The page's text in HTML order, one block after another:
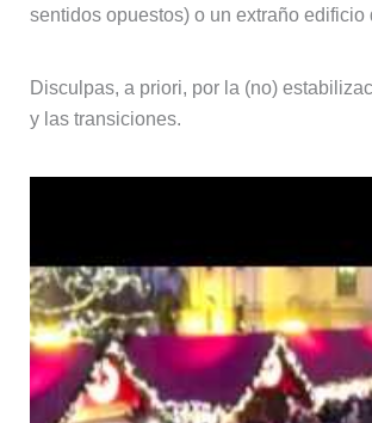
sentidos opuestos) o un extraño edificio
Disculpas, a priori, por la (no)
y las transiciones.